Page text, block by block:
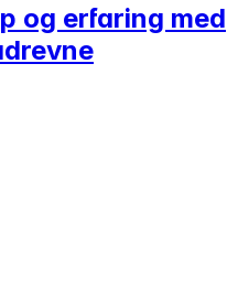
og erfaring med